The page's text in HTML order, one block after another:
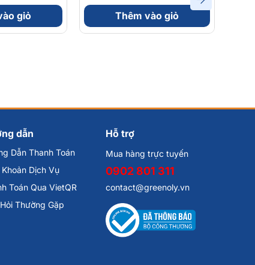
giỏ Thêm vào giỏ
dẫn
Dẫn Thanh Toán
Dịch Vụ
Toán Qua VietQR
Thường Gặp
Hỗ trợ
Mua hàng trực tuyến
0902 801 311
contact@greenoly.vn